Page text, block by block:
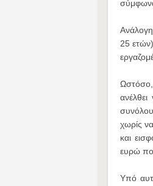
25
Ωστόσο,
χωρίς
και
ευρώ
Υπό